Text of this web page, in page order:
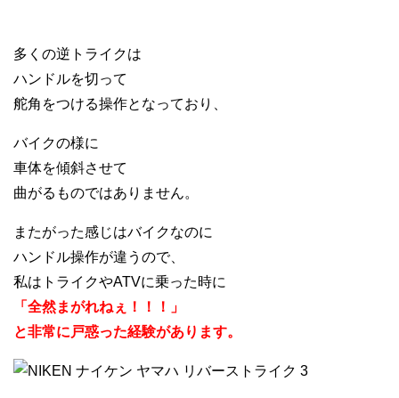
多くの逆トライクは
ハンドルを切って
舵角をつける操作となっており、
バイクの様に
車体を傾斜させて
曲がるものではありません。
またがった感じはバイクなのに
ハンドル操作が違うので、
私はトライクやATVに乗った時に
「全然まがれねぇ！！！」
と非常に戸惑った経験があります。